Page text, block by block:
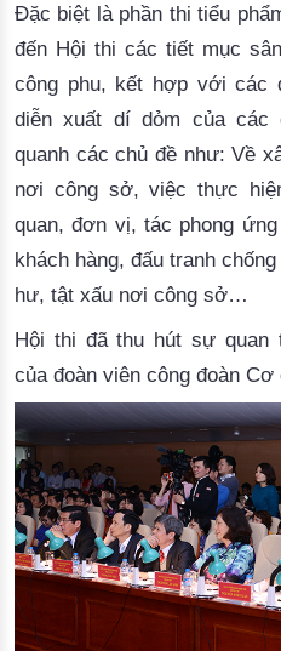
Đặc biệt là phần thi tiểu
đến Hội thi các tiết mục
công phu, kết hợp với các
diễn xuất dí dỏm của các
quanh các chủ đề như: Về
nơi công sở, việc thực
quan, đơn vị, tác phong
khách hàng, đấu tranh
hư, tật xấu nơi công sở…
Hội thi đã thu hút sự quan
của đoàn viên công đoàn